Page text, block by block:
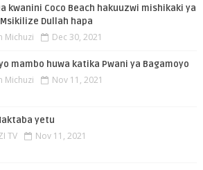
kwanini Coco Beach hakuuzwi mishikaki ya
Dullah hapa
Michuzi Dec 30, 2021
mambo huwa katika Pwani ya Bagamoyo
Michuzi Nov 11, 2021
yetu
TV Nov 11, 2021